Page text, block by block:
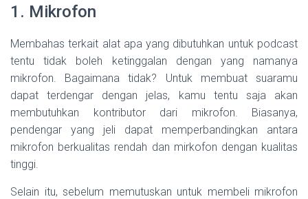
1. Mikrofon
Membahas terkait alat apa yang dibutuhkan untuk podcast
tentu tidak boleh ketinggalan dengan yang namanya
mikrofon. Bagaimana tidak? Untuk membuat suaramu
dapat terdengar dengan jelas, kamu tentu saja akan
membutuhkan kontributor dari mikrofon. Biasanya,
pendengar yang jeli dapat memperbandingkan antara
mikrofon berkualitas rendah dan mirkofon dengan kualitas
tinggi.
Selain itu, sebelum memutuskan untuk membeli mikrofon